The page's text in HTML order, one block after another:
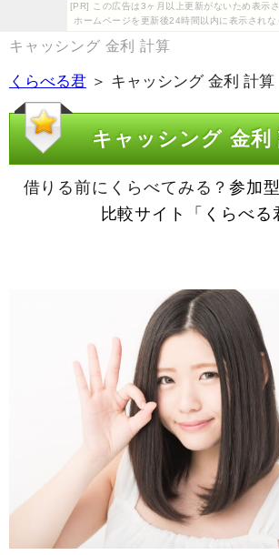
[PR] この広告は3ヶ月以上更新がないため表示さ
ホームページを更新後24時間以内に表示されな
キャッシング 金利 計算
くらべる君 ＞ キャッシング 金利 計算
キャッシング 金利
借りる前にくらべてみる？参加
比較サイト「くらべる